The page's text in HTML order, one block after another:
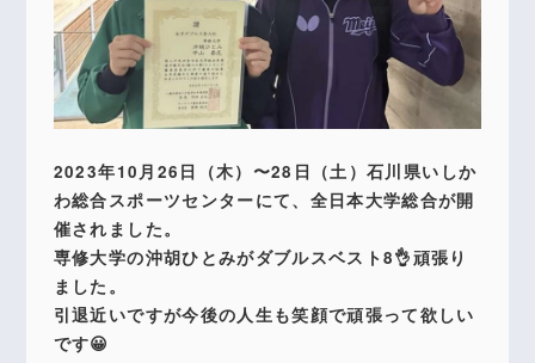
2023年10月26日（木）〜28日（土）石川県いしか
わ総合スポーツセンターにて、全日本大学総合が開
催されました。
専修大学の沖胡ひとみがダブルスベスト8👌頑張り
ました。
引退近いですが今後の人生も笑顔で頑張って欲しい
です😀